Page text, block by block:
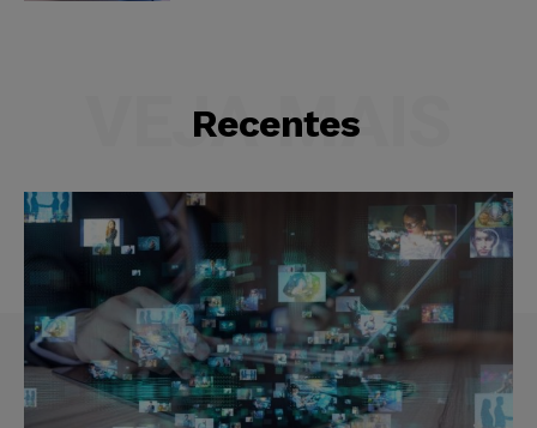
Recentes
VEJA MAIS